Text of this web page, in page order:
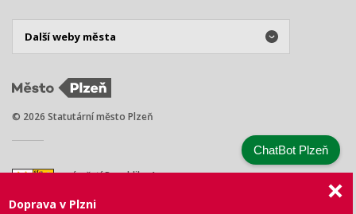
© 2026 Statutární město Plzeň
náměstí Republiky 1
Tel.: +420 378 031 111
Doprava v Plzni
ChatBot Plzeň